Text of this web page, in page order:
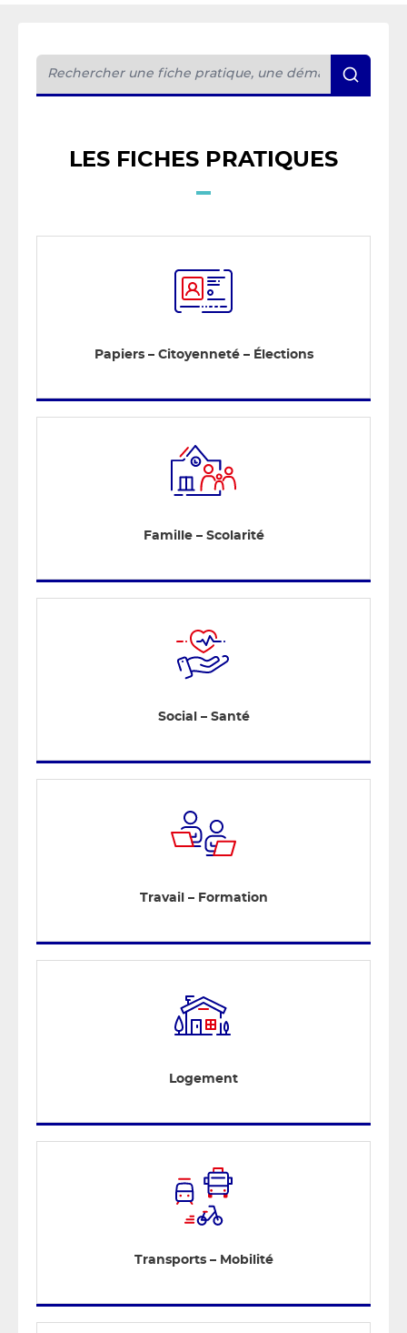
LES FICHES PRATIQUES
Papiers – Citoyenneté – Élections
Famille – Scolarité
Social – Santé
Travail – Formation
Logement
Transports – Mobilité